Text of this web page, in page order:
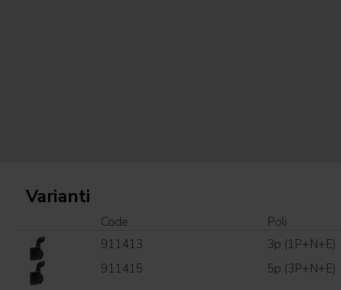
Varianti
Code Poli
911413
3p (1P+N+E)
911415
5p (3P+N+E)